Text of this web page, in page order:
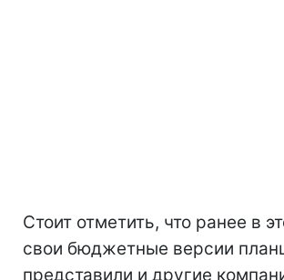
Стоит отметить, что ранее в
свои бюджетные версии
представили и другие